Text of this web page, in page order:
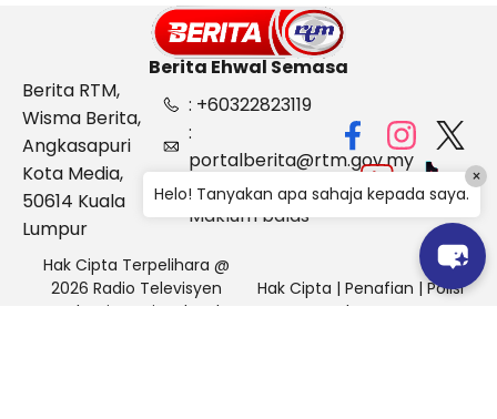
Berita Ehwal Semasa
Berita RTM,
Wisma Berita,
Angkasapuri
Kota Media,
50614 Kuala
Lumpur
: +60322823119
:
portalberita@rtm.gov.my
: Aduan &
Maklum balas
Hak Cipta Terpelihara @
2026 Radio Televisyen
Malaysia, Berita Ehwal
Hak Cipta | Penafian | Polisi
Keselamatan
Helo! Tanyakan apa sahaja kepada saya.
×